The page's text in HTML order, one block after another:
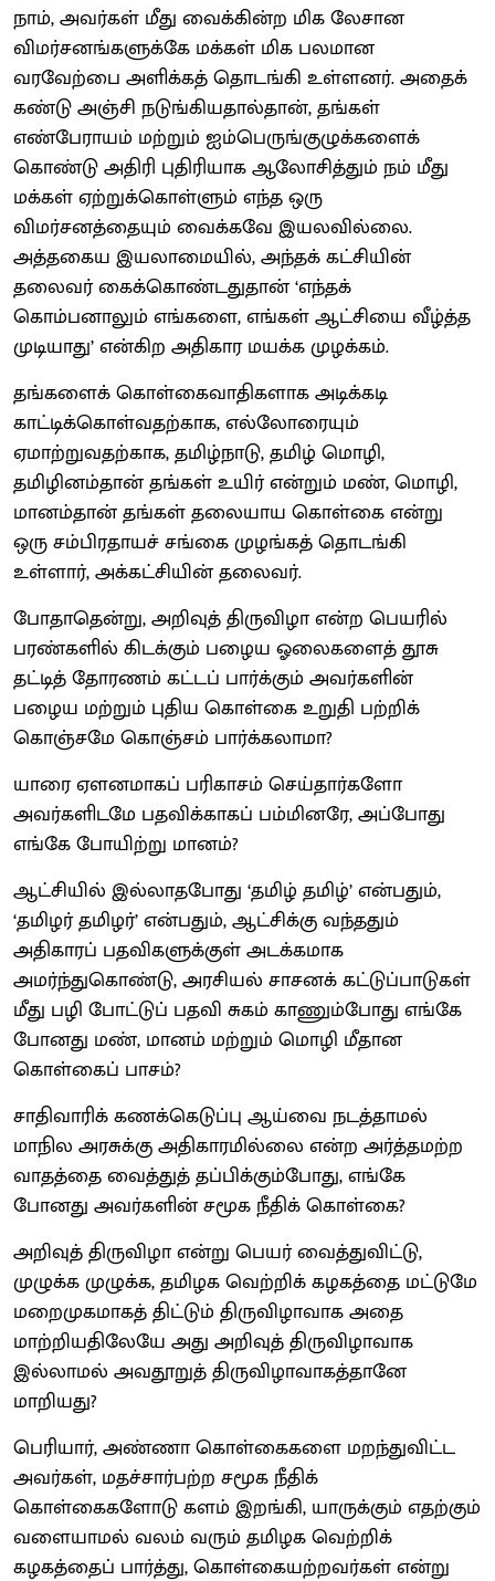
நாம், அவர்கள் மீது வைக்கின்ற மிக லேசான
விமர்சனங்களுக்கே மக்கள் மிக பலமான
வரவேற்பை அளிக்கத் தொடங்கி உள்ளனர். அதைக்
கண்டு அஞ்சி நடுங்கியதால்தான், தங்கள்
எண்பேராயம் மற்றும் ஐம்பெருங்குழுக்களைக்
கொண்டு அதிரி புதிரியாக ஆலோசித்தும் நம் மீது
மக்கள் ஏற்றுக்கொள்ளும் எந்த ஒரு
விமர்சனத்தையும் வைக்கவே இயலவில்லை.
அத்தகைய இயலாமையில், அந்தக் கட்சியின்
தலைவர் கைக்கொண்டதுதான் ‘எந்தக்
கொம்பனாலும் எங்களை, எங்கள் ஆட்சியை வீழ்த்த
முடியாது’ என்கிற அதிகார மயக்க முழக்கம்.
தங்களைக் கொள்கைவாதிகளாக அடிக்கடி
காட்டிக்கொள்வதற்காக, எல்லோரையும்
ஏமாற்றுவதற்காக, தமிழ்நாடு, தமிழ் மொழி,
தமிழினம்தான் தங்கள் உயிர் என்றும் மண், மொழி,
மானம்தான் தங்கள் தலையாய கொள்கை என்று
ஒரு சம்பிரதாயச் சங்கை முழங்கத் தொடங்கி
உள்ளார், அக்கட்சியின் தலைவர்.
போதாதென்று, அறிவுத் திருவிழா என்ற பெயரில்
பரண்களில் கிடக்கும் பழைய ஓலைகளைத் தூசு
தட்டித் தோரணம் கட்டப் பார்க்கும் அவர்களின்
பழைய மற்றும் புதிய கொள்கை உறுதி பற்றிக்
கொஞ்சமே கொஞ்சம் பார்க்கலாமா?
யாரை ஏளனமாகப் பரிகாசம் செய்தார்களோ
அவர்களிடமே பதவிக்காகப் பம்மினரே, அப்போது
எங்கே போயிற்று மானம்?
ஆட்சியில் இல்லாதபோது ‘தமிழ் தமிழ்’ என்பதும்,
‘தமிழர் தமிழர்’ என்பதும், ஆட்சிக்கு வந்ததும்
அதிகாரப் பதவிகளுக்குள் அடக்கமாக
அமர்ந்துகொண்டு, அரசியல் சாசனக் கட்டுப்பாடுகள்
மீது பழி போட்டுப் பதவி சுகம் காணும்போது எங்கே
போனது மண், மானம் மற்றும் மொழி மீதான
கொள்கைப் பாசம்?
சாதிவாரிக் கணக்கெடுப்பு ஆய்வை நடத்தாமல்
மாநில அரசுக்கு அதிகாரமில்லை என்ற அர்த்தமற்ற
வாதத்தை வைத்துத் தப்பிக்கும்போது, எங்கே
போனது அவர்களின் சமூக நீதிக் கொள்கை?
அறிவுத் திருவிழா என்று பெயர் வைத்துவிட்டு,
முழுக்க முழுக்க, தமிழக வெற்றிக் கழகத்தை மட்டுமே
மறைமுகமாகத் திட்டும் திருவிழாவாக அதை
மாற்றியதிலேயே அது அறிவுத் திருவிழாவாக
இல்லாமல் அவதூறுத் திருவிழாவாகத்தானே
மாறியது?
பெரியார், அண்ணா கொள்கைகளை மறந்துவிட்ட
அவர்கள், மதச்சார்பற்ற சமூக நீதிக்
கொள்கைகளோடு களம் இறங்கி, யாருக்கும் எதற்கும்
வளையாமல் வலம் வரும் தமிழக வெற்றிக்
கழகத்தைப் பார்த்து, கொள்கையற்றவர்கள் என்று